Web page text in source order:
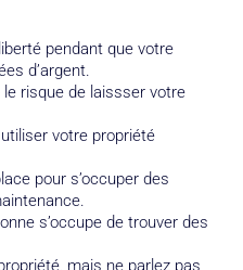
pendant que votre
d’argent.
risque de laissser votre
votre propriété
pour s’occuper des
s’occupe de trouver des
mais ne parlez pas